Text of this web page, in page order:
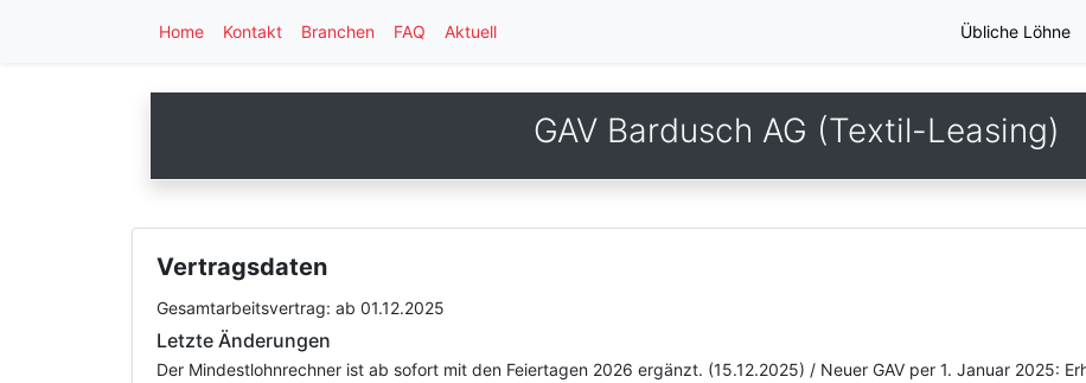
Home Kontakt Branchen FAQ Aktuell Übliche Löhne
GAV Bardusch AG (Textil-Leasing)
Vertragsdaten
Gesamtarbeitsvertrag: ab 01.12.2025
Letzte Änderungen
Der Mindestlohnrechner ist ab sofort mit den Feiertagen 2026 ergänzt. (15.12.2025) / Neuer GAV per 1. Januar 2025: